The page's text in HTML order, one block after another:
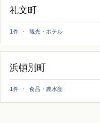
礼文町
1件 · 観光・ホテル
浜頓別町
1件 · 食品・農水産